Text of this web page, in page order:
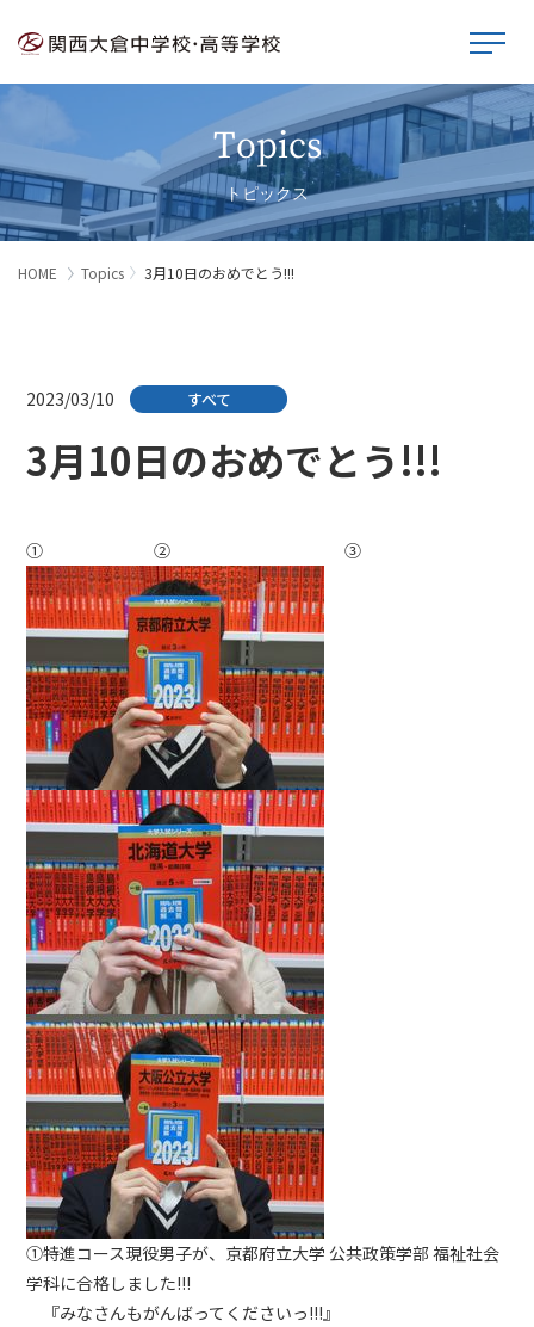
Topics
トピックス
HOME Topics 3月10日のおめでとう!!!
2023/03/10 すべて
3月10日のおめでとう!!!
① ② ③
①特進コース現役男子が、京都府立大学 公共政策学部 福祉社会
学科に合格しました!!!
『みなさんもがんばってくださいっ!!!』